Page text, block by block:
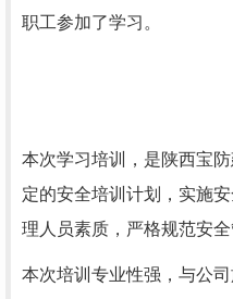
职工参加了学习。
本次学习培训，是陕西宝
定的安全培训计划，实施
理人员素质，严格规范安
本次培训专业性强，与公